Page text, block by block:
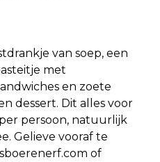
van soep, een
met
en zoete
dessert. Dit alles voor
persoon, natuurlijk
Gelieve vooraf te
of